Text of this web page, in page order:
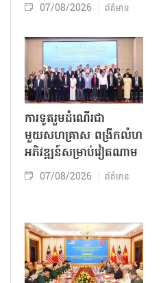
07/08/2026 ព័ត៌មាន
ការទូតរួមដំណើរជា
មួយសហគ្រាស ពង្រីកលំហ
អភិវឌ្ឍន៍សម្រាប់វៀតណាម
07/08/2026 ព័ត៌មាន